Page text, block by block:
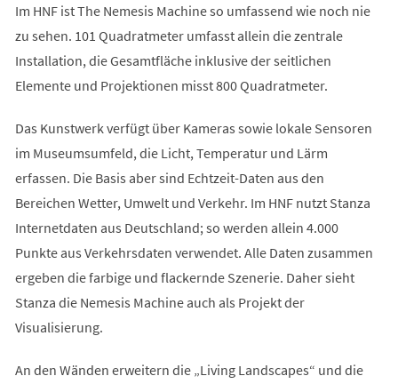
Im HNF ist The Nemesis Machine so umfassend wie noch nie
zu sehen. 101 Quadratmeter umfasst allein die zentrale
Installation, die Gesamtfläche inklusive der seitlichen
Elemente und Projektionen misst 800 Quadratmeter.
Das Kunstwerk verfügt über Kameras sowie lokale Sensoren
im Museumsumfeld, die Licht, Temperatur und Lärm
erfassen. Die Basis aber sind Echtzeit-Daten aus den
Bereichen Wetter, Umwelt und Verkehr. Im HNF nutzt Stanza
Internetdaten aus Deutschland; so werden allein 4.000
Punkte aus Verkehrsdaten verwendet. Alle Daten zusammen
ergeben die farbige und flackernde Szenerie. Daher sieht
Stanza die Nemesis Machine auch als Projekt der
Visualisierung.
An den Wänden erweitern die „Living Landscapes“ und die